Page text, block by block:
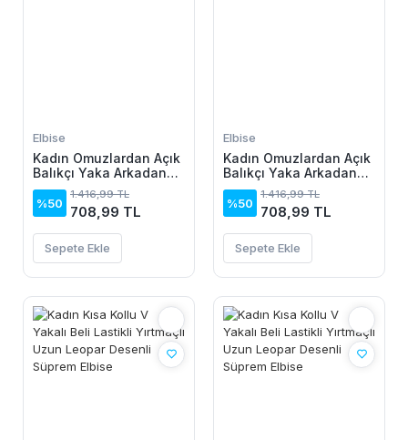
Elbise
Kadın Omuzlardan Açık
Balıkçı Yaka Arkadan
Dantel Detaylı Kısa
Ithal Krep Elbise
%50
1.416,99 TL
708,99 TL
Sepete Ekle
Elbise
Kadın Omuzlardan Açık
Balıkçı Yaka Arkadan
Dantel Detaylı Kısa
Ithal Krep Elbise
%50
1.416,99 TL
708,99 TL
Sepete Ekle